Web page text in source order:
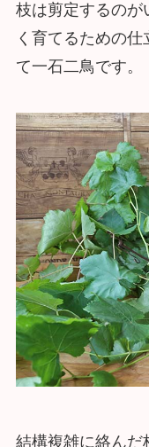
枝は剪定するのが
く育てるための
て一石二鳥です。
結構複雑に絡んだ